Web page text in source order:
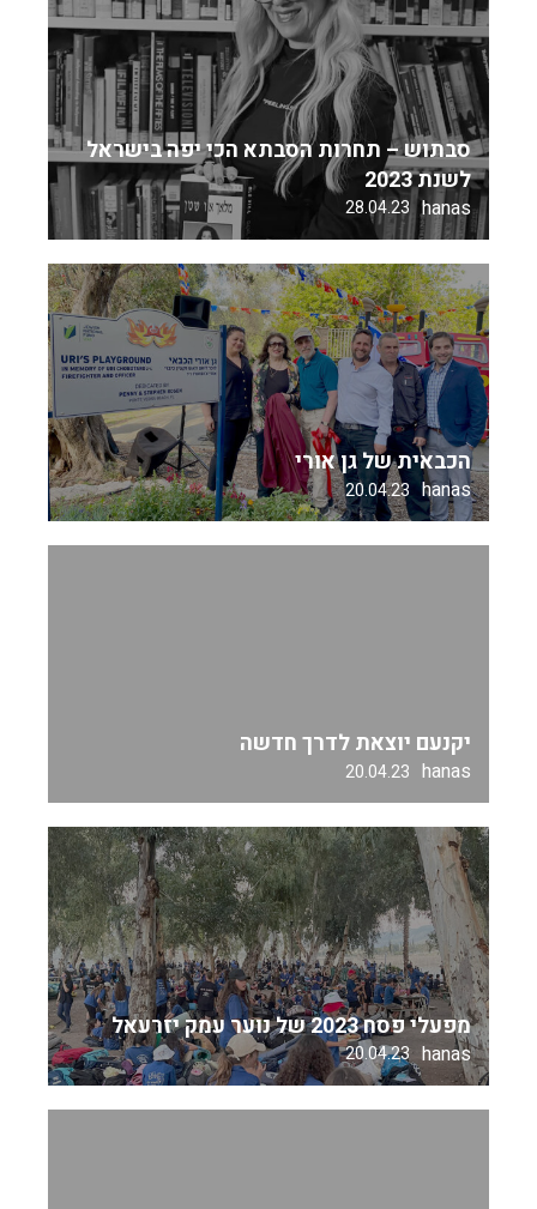
סבתוש – תחרות הסבתא הכי יפה בישראל
לשנת 2023
hanas
28.04.23
הכבאית של גן אורי
hanas
20.04.23
יקנעם יוצאת לדרך חדשה
hanas
20.04.23
מפעלי פסח 2023 של נוער עמק יזרעאל
hanas
20.04.23